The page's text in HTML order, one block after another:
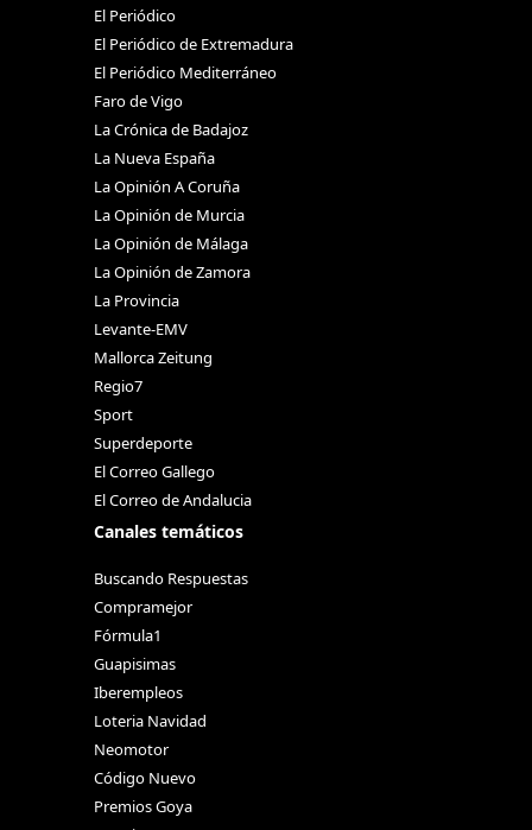
El Periódico
El Periódico de Extremadura
El Periódico Mediterráneo
Faro de Vigo
La Crónica de Badajoz
La Nueva España
La Opinión A Coruña
La Opinión de Murcia
La Opinión de Málaga
La Opinión de Zamora
La Provincia
Levante-EMV
Mallorca Zeitung
Regio7
Sport
Superdeporte
El Correo Gallego
El Correo de Andalucia
Canales temáticos
Buscando Respuestas
Compramejor
Fórmula1
Guapisimas
Iberempleos
Loteria Navidad
Neomotor
Código Nuevo
Premios Goya